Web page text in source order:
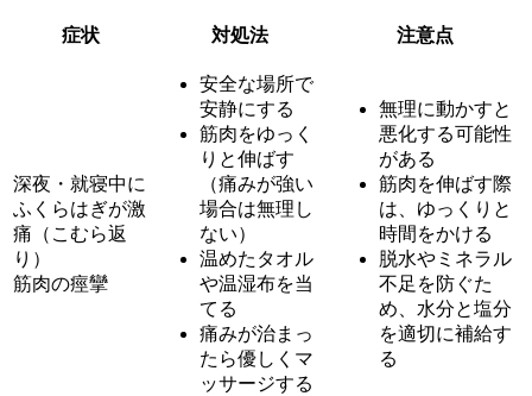
症状 対処法 注意点
深夜・就寝中に
ふくらはぎが激
痛（こむら返
り）
筋肉の痙攣
安全な場所で
安静にする
筋肉をゆっく
りと伸ばす
（痛みが強い
場合は無理し
ない）
温めたタオル
や温湿布を当
てる
痛みが治まっ
たら優しくマ
ッサージする
無理に動かすと
悪化する可能性
がある
筋肉を伸ばす際
は、ゆっくりと
時間をかける
脱水やミネラル
不足を防ぐた
め、水分と塩分
を適切に補給す
る